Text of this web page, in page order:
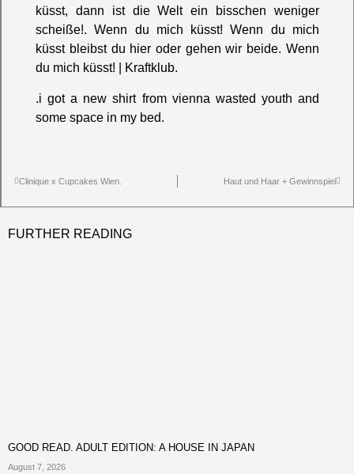
küsst, dann ist die Welt ein bisschen weniger
scheiße!. Wenn du mich küsst!
Wenn du mich
küsst bleibst du hier oder gehen wir beide. Wenn
du mich küsst!
Kraftklub.
.i got a new shirt from vienna wasted youth and
some space in my bed.
Clinique x Cupcakes Wien. Haut und Haar + Gewinnspiel
FURTHER READING
GOOD READ. ADULT EDITION: A HOUSE IN JAPAN
August 7, 2026